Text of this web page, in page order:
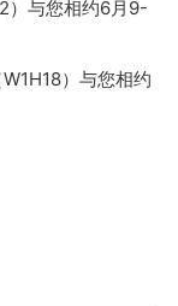
）与您相约6月9-
）与您相约